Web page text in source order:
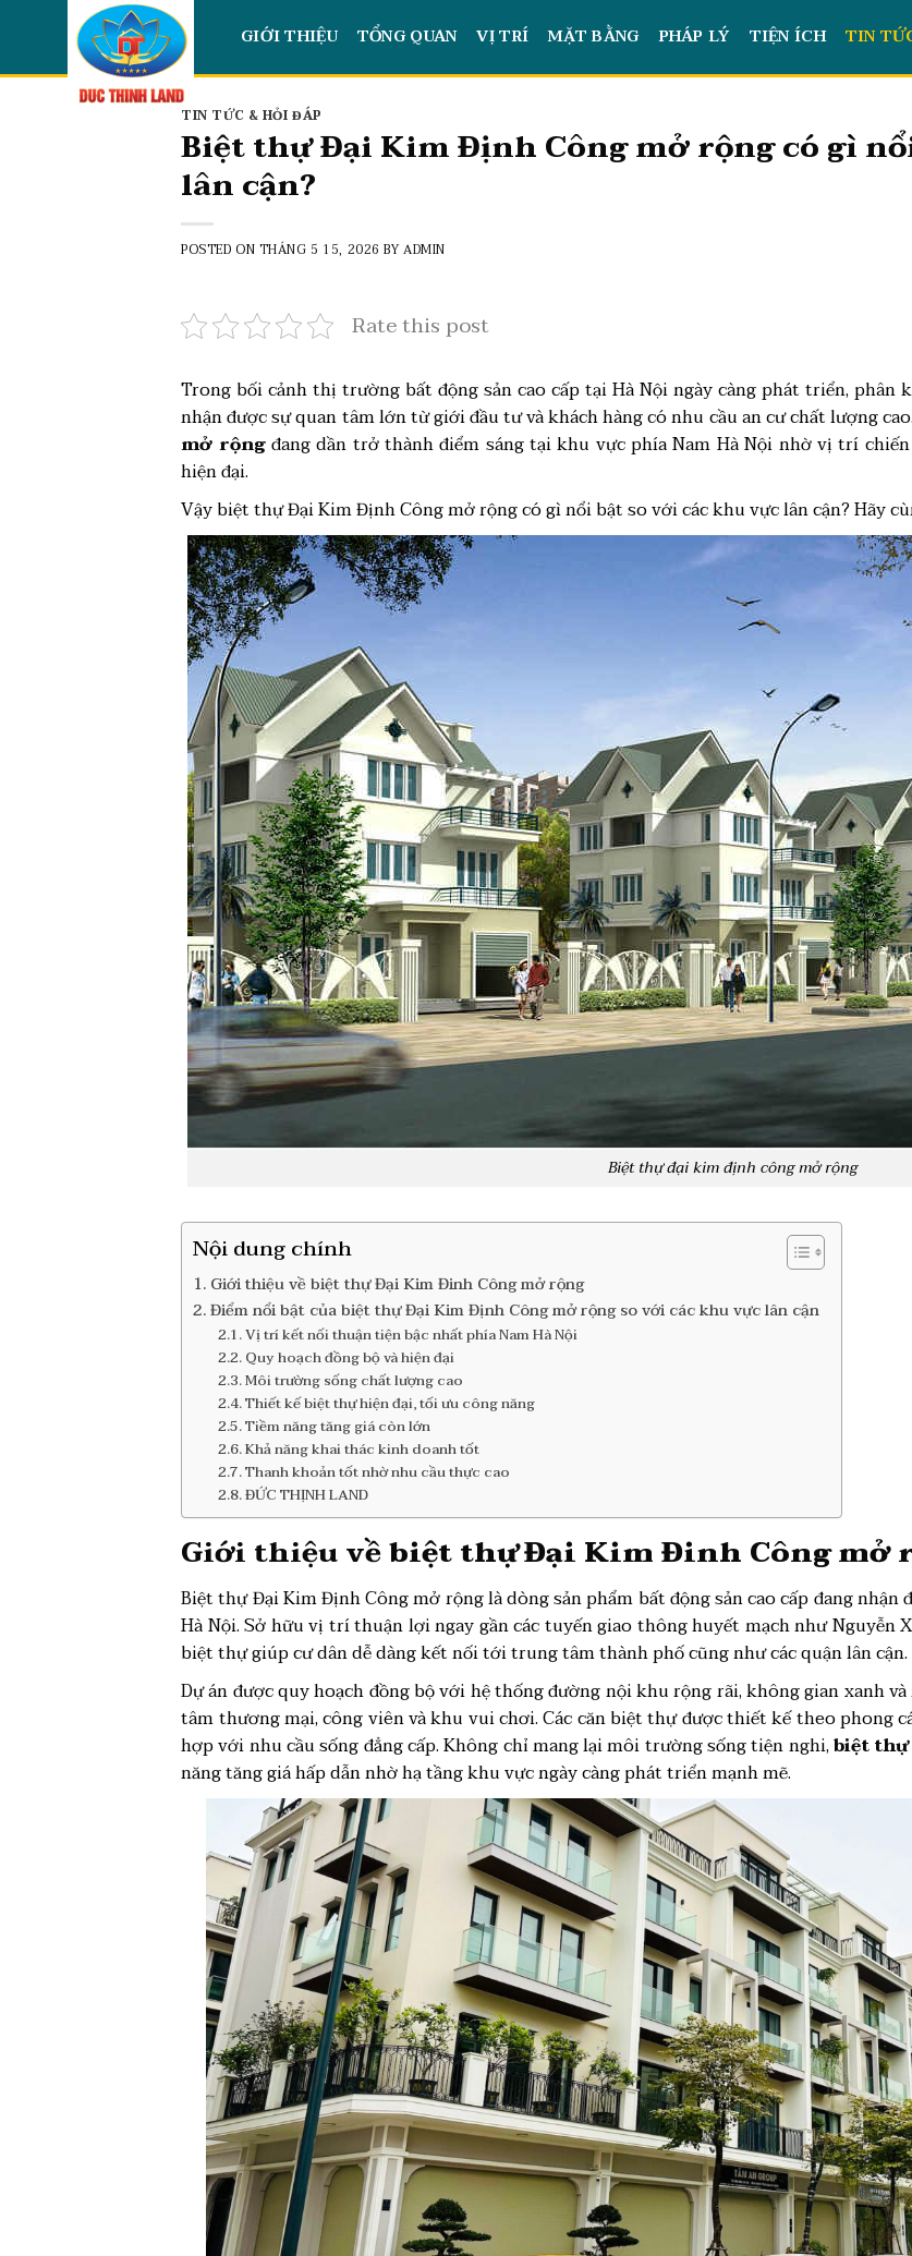
content
GIỚI THIỆU TỔNG QUAN VỊ TRÍ MẶT BẰNG PHÁP LÝ TIỆN ÍCH TIN
TIN TỨC & HỎI ĐÁP
Biệt thự Đại Kim Định Công mở rộng có gì
lân cận?
POSTED ON THÁNG 5 15, 2026 BY ADMIN
Rate this post
Trong bối cảnh thị trường bất động sản cao cấp tại Hà Nội ngày càng phát triển,
nhận được sự quan tâm lớn từ giới đầu tư và khách hàng có nhu cầu an cư chất lượng
mở rộngđang dần trở thành điểm sáng tại khu vực phía Nam Hà Nội nhờ vị trí
hiện đại.
Vậy biệt thự Đại Kim Định Công mở rộng có gì nổi bật so với các khu vực lân cận? Hãy
Biệt thự đại kim định công mở rộng
Nội dung chính
Giới thiệu về biệt thự Đại Kim Đinh Công mở rộng
Điểm nổi bật của biệt thự Đại Kim Định Công mở rộng so với các khu vực lân cận
Vị trí kết nối thuận tiện bậc nhất phía Nam Hà Nội
Quy hoạch đồng bộ và hiện đại
Môi trường sống chất lượng cao
Thiết kế biệt thự hiện đại, tối ưu công năng
Tiềm năng tăng giá còn lớn
Khả năng khai thác kinh doanh tốt
Thanh khoản tốt nhờ nhu cầu thực cao
ĐỨC THỊNH LAND
Giới thiệu vềbiệt thự Đại Kim Đinh Công mở
Biệt thự Đại Kim Định Công mở rộng là dòng sản phẩm bất động sản cao cấp đang
Hà Nội. Sở hữu vị trí thuận lợi ngay gần các tuyến giao thông huyết mạch như Nguyễn
biệt thự giúp cư dân dễ dàng kết nối tới trung tâm thành phố cũng như các quận lân cận.
Dự án được quy hoạch đồng bộ với hệ thống đường nội khu rộng rãi, không gian xanh
tâm thương mại, công viên và khu vui chơi. Các căn biệt thự được thiết kế theo phong
hợp với nhu cầu sống đẳng cấp. Không chỉ mang lại môi trường sống tiện nghi,biệt
năng tăng giá hấp dẫn nhờ hạ tầng khu vực ngày càng phát triển mạnh mẽ.